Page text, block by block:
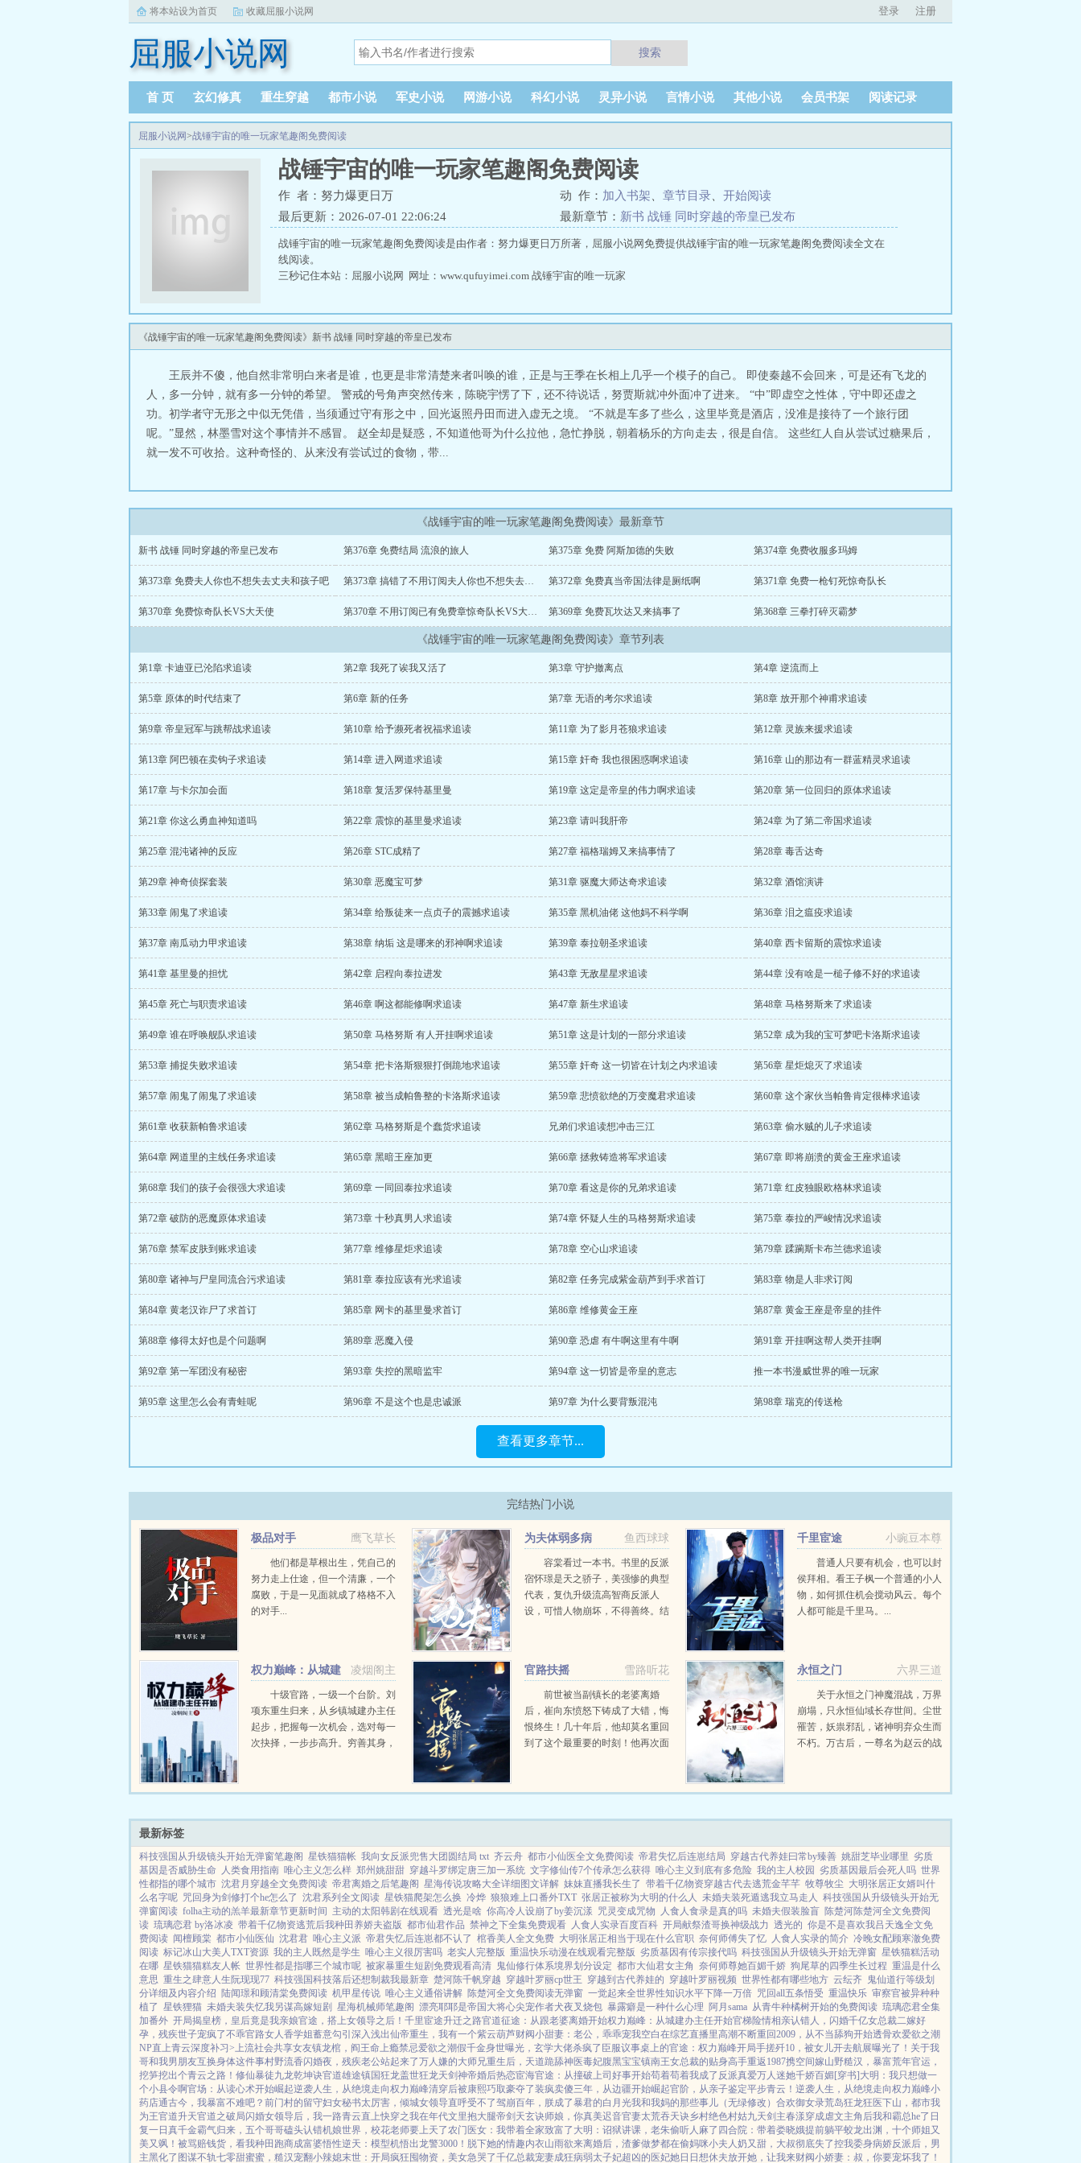
将本站设为首页 收藏屈服小说网 登录 注册
屈服小说网 搜索
首 页 玄幻修真 重生穿越 都市小说 军史小说 网游小说 科幻小说 灵异小说 言情小说 其他小说 会员书架 阅读记录
屈服小说网>战锤宇宙的唯一玩家笔趣阁免费阅读
战锤宇宙的唯一玩家笔趣阁免费阅读
作 者：努力爆更日万 动 作： 加入书架 章节目录
开始阅读
最后更新：2026-07-01 22:06:24
最新章节： 新书 战锤 同时穿越的帝皇已发布
战锤宇宙的唯一玩家笔趣阁免费阅读是由作者：努力爆更日万所著，屈服小说网免费提供战锤宇宙的唯一玩家笔趣阁免费阅读全文在
线阅读。
三秒记住本站：屈服小说网 网址：www.qufuyimei.com 战锤宇宙的唯一玩家
《战锤宇宙的唯一玩家笔趣阁免费阅读》新书 战锤 同时穿越的帝皇已发布
王辰并不傻，他自然非常明白来者是谁，也更是非常清楚来者叫唤的谁，正是与王季在长相上几乎一个模子的自己。 即使秦越不会回来，可是还有飞龙的
人，多一分钟，就有多一分钟的希望。 警戒的号角声突然传来，陈晓宇愣了下，还不待说话，努贾斯就冲外面冲了进来。 “中”即虚空之性体，守中即还虚之
功。初学者守无形之中似无凭借，当须通过守有形之中，回光返照丹田而进入虚无之境。 “不就是车多了些么，这里毕竟是酒店，没准是接待了一个旅行团
呢。”显然，林墨雪对这个事情并不感冒。 赵全却是疑惑，不知道他哥为什么拉他，急忙挣脱，朝着杨乐的方向走去，很是自信。 这些红人自从尝试过糖果后，
就一发不可收拾。这种奇怪的、从来没有尝试过的食物，带...
《战锤宇宙的唯一玩家笔趣阁免费阅读》最新章节
新书 战锤 同时穿越的帝皇已发布 第376章 免费结局 流浪的旅人 第375章 免费 阿斯加德的失败 第374章 免费收服多玛姆
第373章 免费夫人你也不想失去丈夫和孩子吧 第373章 搞错了不用订阅夫人你也不想失去孩子和丈夫吧 第372章 免费真当帝国法律是厕纸啊 第371章 免费一枪钉死惊奇队长
第370章 免费惊奇队长VS大天使 第370章 不用订阅已有免费章惊奇队长VS大天使 第369章 免费瓦坎达又来搞事了 第368章 三拳打碎灭霸梦
《战锤宇宙的唯一玩家笔趣阁免费阅读》章节列表
第1章 卡迪亚已沦陷求追读 第2章 我死了诶我又活了 第3章 守护撤离点 第4章 逆流而上
第5章 原体的时代结束了 第6章 新的任务 第7章 无语的考尔求追读 第8章 放开那个神甫求追读
第9章 帝皇冠军与跳帮战求追读 第10章 给予濒死者祝福求追读 第11章 为了影月苍狼求追读 第12章 灵族来援求追读
第13章 阿巴顿在卖钩子求追读 第14章 进入网道求追读 第15章 奸奇 我也很困惑啊求追读 第16章 山的那边有一群蓝精灵求追读
第17章 与卡尔加会面 第18章 复活罗保特基里曼 第19章 这定是帝皇的伟力啊求追读 第20章 第一位回归的原体求追读
第21章 你这么勇血神知道吗 第22章 震惊的基里曼求追读 第23章 请叫我肝帝 第24章 为了第二帝国求追读
第25章 混沌诸神的反应 第26章 STC成精了 第27章 福格瑞姆又来搞事情了 第28章 毒舌达奇
第29章 神奇侦探套装 第30章 恶魔宝可梦 第31章 驱魔大师达奇求追读 第32章 酒馆演讲
第33章 闹鬼了求追读 第34章 给叛徒来一点贞子的震撼求追读 第35章 黑机油佬 这他妈不科学啊 第36章 泪之瘟疫求追读
第37章 南瓜动力甲求追读 第38章 纳垢 这是哪来的邪神啊求追读 第39章 泰拉朝圣求追读 第40章 西卡留斯的震惊求追读
第41章 基里曼的担忧 第42章 启程向泰拉进发 第43章 无敌星星求追读 第44章 没有啥是一槌子修不好的求追读
第45章 死亡与职责求追读 第46章 啊这都能修啊求追读 第47章 新生求追读 第48章 马格努斯来了求追读
第49章 谁在呼唤舰队求追读 第50章 马格努斯 有人开挂啊求追读 第51章 这是计划的一部分求追读 第52章 成为我的宝可梦吧卡洛斯求追读
第53章 捕捉失败求追读 第54章 把卡洛斯狠狠打倒跪地求追读 第55章 奸奇 这一切皆在计划之内求追读 第56章 星炬熄灭了求追读
第57章 闹鬼了闹鬼了求追读 第58章 被当成帕鲁整的卡洛斯求追读 第59章 悲愤欲绝的万变魔君求追读 第60章 这个家伙当帕鲁肯定很棒求追读
第61章 收获新帕鲁求追读 第62章 马格努斯是个蠢货求追读 兄弟们求追读想冲击三江 第63章 偷水贼的儿子求追读
第64章 网道里的主线任务求追读 第65章 黑暗王座加更 第66章 拯救铸造将军求追读 第67章 即将崩溃的黄金王座求追读
第68章 我们的孩子会很强大求追读 第69章 一同回泰拉求追读 第70章 看这是你的兄弟求追读 第71章 红皮独眼欧格林求追读
第72章 破防的恶魔原体求追读 第73章 十秒真男人求追读 第74章 怀疑人生的马格努斯求追读 第75章 泰拉的严峻情况求追读
第76章 禁军皮肤到账求追读 第77章 维修星炬求追读 第78章 空心山求追读 第79章 蹂躏斯卡布兰德求追读
第80章 诸神与尸皇同流合污求追读 第81章 泰拉应该有光求追读 第82章 任务完成紫金葫芦到手求首订 第83章 物是人非求订阅
第84章 黄老汉诈尸了求首订 第85章 网卡的基里曼求首订 第86章 维修黄金王座 第87章 黄金王座是帝皇的挂件
第88章 修得太好也是个问题啊 第89章 恶魔入侵 第90章 恐虐 有牛啊这里有牛啊 第91章 开挂啊这帮人类开挂啊
第92章 第一军团没有秘密 第93章 失控的黑暗监牢 第94章 这一切皆是帝皇的意志 推一本书漫威世界的唯一玩家
第95章 这里怎么会有青蛙呢 第96章 不是这个也是忠诚派 第97章 为什么要背叛混沌 第98章 瑞克的传送枪
查看更多章节...
完结热门小说
鹰飞草长
极品对手
他们都是草根出生，凭自己的
努力走上仕途，但一个清廉，一个
腐败，于是一见面就成了格格不入
的对手...
鱼西球球
为夫体弱多病
容棠看过一本书。书里的反派
宿怀璟是天之骄子，美强惨的典型
代表，复仇升级流高智商反派人
设，可惜人物崩坏，不得善终。结
次。...
小豌豆本尊
千里宦途
普通人只要有机会，也可以封
侯拜相。看王子枫一个普通的小人
物，如何抓住机会搅动风云。每个
人都可能是千里马。...
凌烟阁主
权力巅峰：从城建
办主任开始
十级官路，一级一个台阶。刘
项东重生归来，从乡镇城建办主任
起步，把握每一次机会，选对每一
次抉择，一步步高升。穷善其身，
部。且看刘项东搅动风云，在这辉
雪路听花
官路扶摇
前世被当副镇长的老婆离婚
后，崔向东愤怒下铸成了大错，悔
恨终生！几十年后，他却莫名重回
到了这个最重要的时刻！他再次面
六界三道
永恒之门
关于永恒之门神魔混战，万界
崩塌，只永恒仙域长存世间。尘世
罹苦，妖祟邪乱，诸神明弃众生而
不朽。万古后，一尊名为赵云的战
恒仙域，以神之名，君临万道。自
最新标签
科技强国从升级镜头开始无弹窗笔趣阁 星铁猫猫帐 我向女反派兜售大团圆结局 txt 齐云舟 都市小仙医全文免费阅读 帝君失忆后连崽结局 穿越古代养娃曰常by臻善 姚甜芝毕业哪里 劣质
基因是否威胁生命
人类食用指南 唯心主义怎么样 郑州姚甜甜 穿越斗罗绑定唐三加一系统 文字修仙传7个传承怎么获得 唯心主义到底有多危险 我的主人校园 劣质基因最后会死人吗 世界
性都指的哪个城市 沈君月穿越全文免费阅读 帝君离婚之后笔趣阁 星海传说攻略大全详细图文详解 妹妹直播我长生了 带着千亿物资穿越古代去逃荒金芊芊 牧尊牧尘 大明张居正女婿叫什
么名字呢 咒回身为剑修打个he怎么了 沈君系列全文阅读 星铁猫爬架怎么换 冷烨 狼狼难上口番外TXT 张居正被称为大明的什么人 未婚夫装死遁逃我立马走人 科技强国从升级镜头开始无
弹窗阅读 folha主动的羔羊最新章节更新时间 主动的太阳韩剧在线观看 透光是啥 你高冷人设崩了by姜沉漾 咒灵变成咒物 人食人食录是真的吗 未婚夫假装脸盲 陈楚河陈楚河全文免费阅
读 琉璃恋君 by洛冰凌 带着千亿物资逃荒后我种田养娇夫盗版 都市仙君作品 禁神之下全集免费观看 人食人实录百度百科 开局献祭渣哥换神级战力 透光的 你是不是喜欢我吕天逸全文免
费阅读 闻檀顾棠 都市小仙医仙 沈君君 唯心主义派 帝君失忆后连崽都不认了 棺香美人全文免费 大明张居正相当于现在什么官职 奈何师傅失了忆 人食人实录的简介 冷晚女配顾寒澈免费
阅读 标记冰山大美人TXT资源 我的主人既然是学生 唯心主义很厉害吗 老实人完整版 重温快乐动漫在线观看完整版 劣质基因有传宗接代吗 科技强国从升级镜头开始无弹窗 星铁猫糕活动
在哪 星铁猫猫糕友人帐 世界性都是指哪三个城市呢 被家暴重生短剧免费观看高清 鬼仙修行体系境界划分设定 都市大仙君女主角 奈何师尊她百媚千娇 狗尾草的四季生长过程 重温是什么
意思 重生之肆意人生阮现现77 科技强国科技落后还想制裁我最新章 楚河陈千帆穿越 穿越叶罗丽cp世王 穿越到古代养娃的 穿越叶罗丽视频 世界性都有哪些地方 云纭齐
鬼仙道行等级划
分详细及内容介绍 陆闻璟和顾清棠免费阅读 机甲星传说 唯心主义通俗讲解 陈楚河全文免费阅读无弹窗 一觉起来全世界性知识水平下降一万倍 咒回all五条悟受 重温快乐 审察官被异种种
植了 星铁狸猫 未婚夫装失忆我另谋高嫁短剧 星海机械师笔趣阁 漂亮耶耶是帝国大将心尖宠作者犬夜叉烧包 暴露癖是一种什么心理 阿月sama 从青牛种橘树开始的免费阅读 琉璃恋君全集
加番外 开局揭皇榜，皇后竟是我亲娘官途，搭上女领导之后！ 千里宦途升迁之路官道征途：从跟老婆离婚开始权力巅峰：从城建办主任开始官梯险情相亲认错人，闪婚千亿女总裁二嫁好
孕，残疾世子宠疯了不乖官路女人香学姐蓄意勾引 深入浅出仙帝重生，我有一个紫云葫芦财阀小甜妻：老公，乖乖宠我空白在综艺直播里高潮不断重回2009，从不当舔狗开始透骨欢爱欲之潮
NP直上青云深度补习>上流社会共享女友镇龙棺，阎王命上瘾禁忌爱欲之潮假千金身世曝光，玄学大佬杀疯了 臣服议事桌上的官途：权力巅峰开局手搓歼10，被女儿开去航展曝光了！ 关于我
哥和我男朋友互换身体这件事村野流香闪婚夜，残疾老公站起来了万人嫌的大师兄重生后，天道跪舔神医毒妃腹黑宝宝镇南王女总裁的贴身高手重返1987携空间嫁山野糙汉，暴富荒年官运，
挖笋挖出个青云之路！ 修仙暴徒九龙乾坤诀官道雄途镇国狂龙盖世狂龙天剑神帝婚后热恋宦海官途：从撞破上司好事开始苟着苟着我成了反派真爱万人迷她千娇百媚[穿书] 大明：我只想做一
个小县令啊官场：从读心术开始崛起逆袭人生，从绝境走向权力巅峰清穿后被康熙巧取豪夺了装疯卖傻三年，从边疆开始崛起官阶，从亲子鉴定平步青云！ 逆袭人生，从绝境走向权力巅峰小
药店通古今，我暴富不难吧？ 前门村的留守妇女秘书太厉害，倾城女领导直呼受不了驾崩百年，朕成了暴君的白月光我和我妈的那些事儿（无绿修改） 合欢御女录荒岛狂龙狂医下山，都市我
为王官道升天官道之破局闪婚女领导后，我一路青云直上快穿之我在年代文里抱大腿帝剑天玄诀师娘，你真美迟音官妻太荒吞天诀乡村绝色村姑九天剑主春漾穿成虐文主角后我和霸总he了 日
复一日 真千金霸气归来，五个哥哥磕头认错机娘世界，校花老师要上天了农门医女：我带着全家致富了 大明：诏狱讲课，老朱偷听人麻了 四合院：带着娄晓娥提前躺平蛟龙出渊，十个师姐又
美又飒！ 被骂赔钱货，看我种田跑商成富婆悟性逆天：模型机悟出龙警3000！ 脱下她的情趣内衣山雨欲来离婚后，渣爹做梦都在偷妈咪小夫人奶又甜，大叔彻底失了控我委身病娇反派后，男
主黑化了 图谋不轨七零甜蜜蜜，糙汉宠翻小辣媳末世：开局疯狂囤物资，美女急哭了千亿总裁宠妻成狂病弱太子妃超凶的 医妃她日日想休夫放开她，让我来财阀小娇妻：叔，你要宠坏我了！